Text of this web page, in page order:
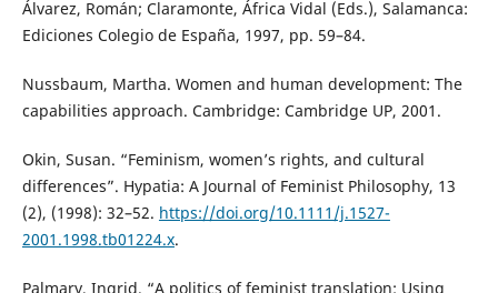
Álvarez, Román; Claramonte, África Vidal (Eds.), Salamanca:
Ediciones Colegio de España, 1997, pp. 59–84.
Nussbaum, Martha. Women and human development: The
capabilities approach. Cambridge: Cambridge UP, 2001.
Okin, Susan. “Feminism, women’s rights, and cultural
differences”. Hypatia: A Journal of Feminist Philosophy, 13
(2), (1998): 32–52. https://doi.org/10.1111/j.1527-
2001.1998.tb01224.x.
Palmary, Ingrid. “A politics of feminist translation: Using